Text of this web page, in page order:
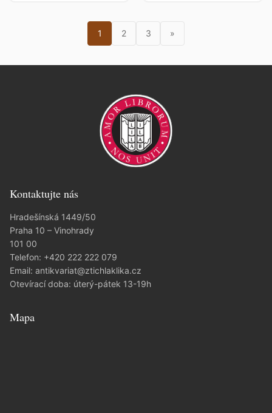
1 2 3 »
Kontaktujte nás
Hradešínská 1449/50
Praha 10 – Vinohrady
101 00
Telefon: +420 222 222 079
Email: antikvariat@ztichlaklika.cz
Otevírací doba: úterý-pátek 13-19h
Mapa